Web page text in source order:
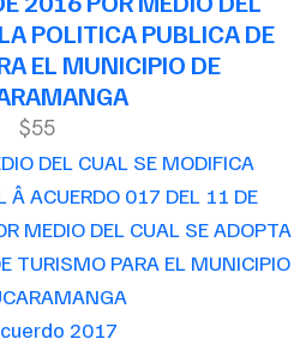
POLITICA PUBLICA DE
EL MUNICIPIO DE
$55
2017